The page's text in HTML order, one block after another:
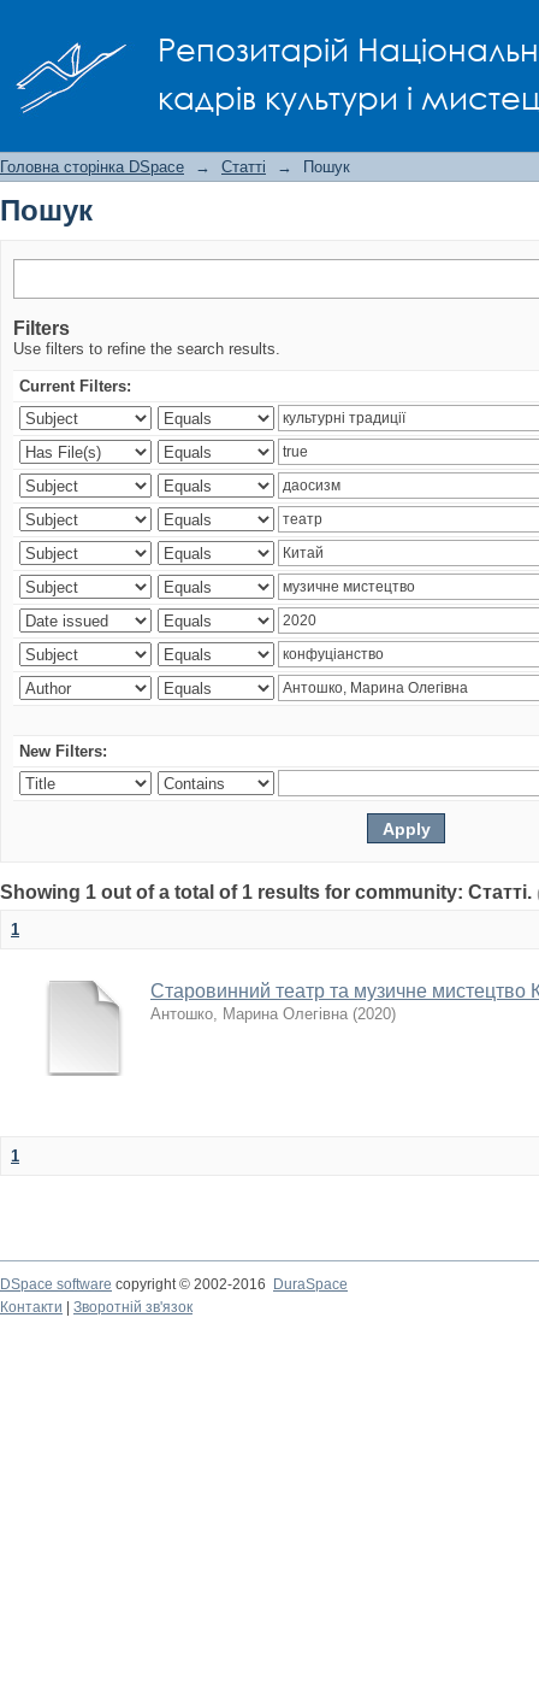
Репозитарій
кадрів культури і
Головна сторінка DSpace → Статті → Пошук
Пошук
Filters
Use filters to refine the search results.
Current Filters:
New Filters:
Showing 1 out of a total of 1 results for community: Статті.
1
Старовинний театр та музичне мистецтво
Антошко, Марина Олегівна (2020)
1
DSpace software copyright © 2002-2016
DuraSpace
Контакти
Зворотній зв'язок